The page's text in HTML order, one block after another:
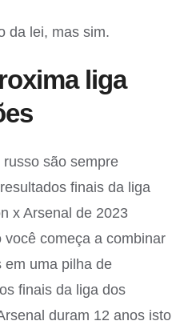
da lei, mas sim.
liga
são sempre
finais da liga
x Arsenal de 2023
começa a combinar
em uma pilha de
finais da liga dos
duram 12 anos isto